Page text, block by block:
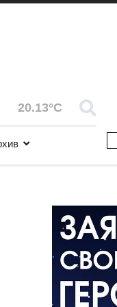
20.13°C